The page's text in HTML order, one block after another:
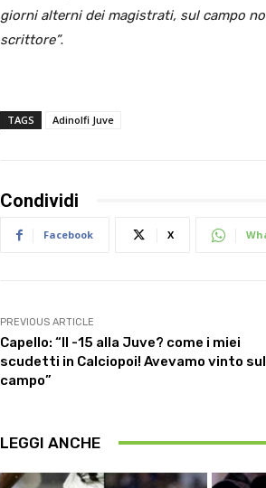
giorni alterni dei magistrati, sul campo
scrittore”.
TAGS Adinolfi Juve
Condividi
Facebook X
PREVIOUS ARTICLE
Capello: “Il -15 alla Juve? come i miei
scudetti in Calciopoi! Avevamo vinto sul
campo”
LEGGI ANCHE